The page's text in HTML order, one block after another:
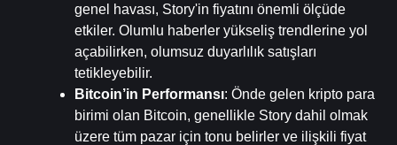
genel havası, Story'in fiyatını önemli ölçüde
etkiler. Olumlu haberler yükseliş trendlerine yol
açabilirken, olumsuz duyarlılık satışları
tetikleyebilir.
Bitcoin’in Performansı: Önde gelen kripto para
birimi olan Bitcoin, genellikle Story dahil olmak
üzere tüm pazar için tonu belirler ve ilişkili fiyat